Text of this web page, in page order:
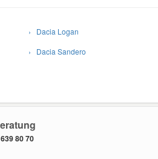
› Dacia Logan
› Dacia Sandero
80 70